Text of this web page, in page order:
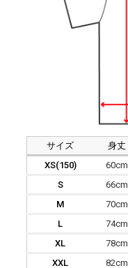
サイズ 身丈
XS(150)
60cm
S
66cm
M
70cm
L
74cm
XL
78cm
XXL
82cm